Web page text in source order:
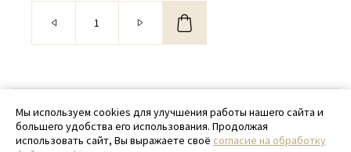
© 2020 - 2026 SamPack
+ 7 (918) 699-97-87
Мы используем cookies для улучшения работы нашего сайта и
большего удобства его использования. Продолжая
использовать сайт, Вы выражаете своё согласие на обработку